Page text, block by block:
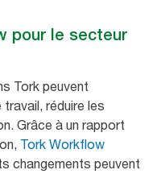
pour le secteur
Tork peuvent
travail, réduire les
Grâce à un rapport
Tork Workflow
changements peuvent